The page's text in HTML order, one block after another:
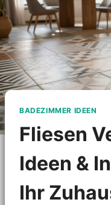
BADEZIMMER IDEEN
Fliesen
Ideen &
Ihr